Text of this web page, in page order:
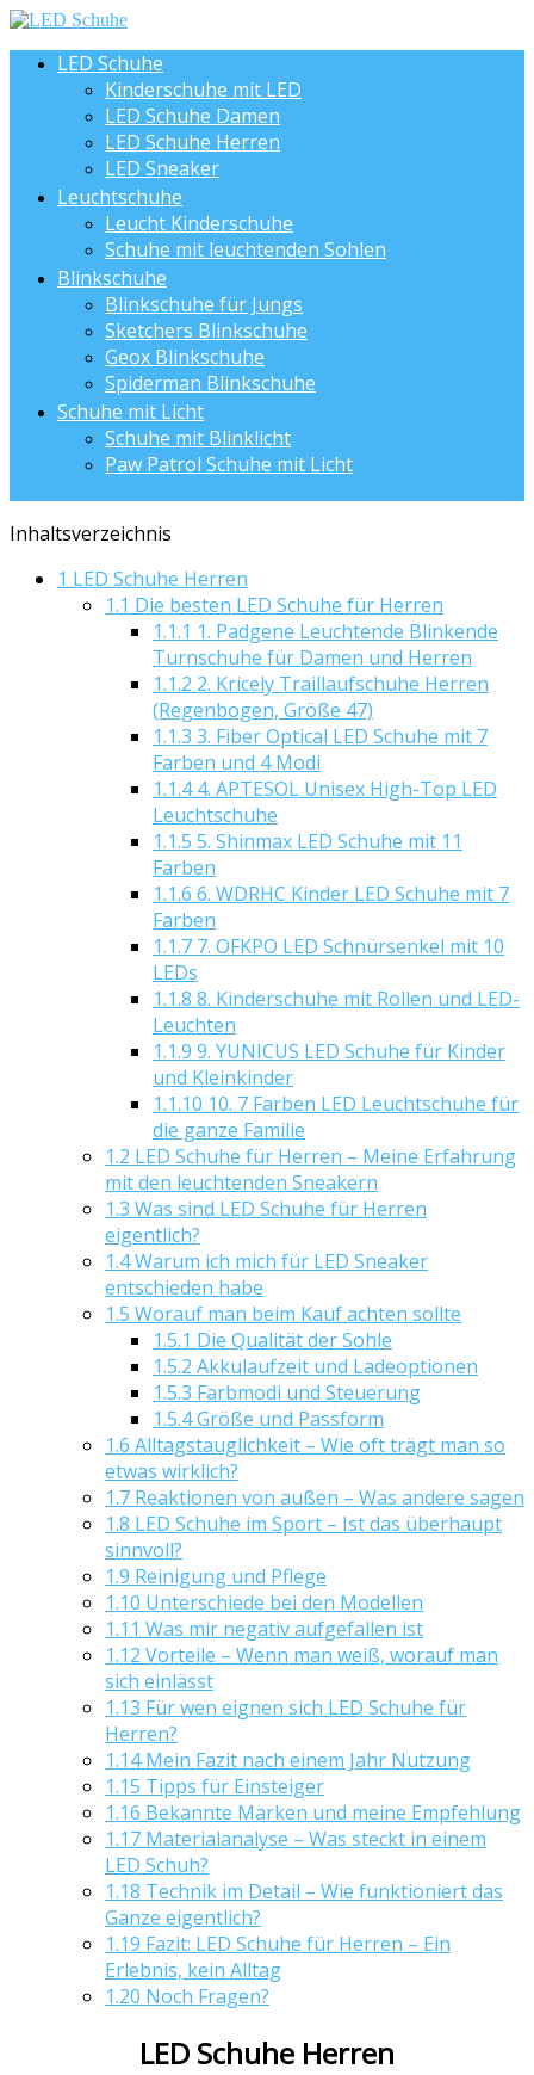
LED Schuhe
Kinderschuhe mit LED
LED Schuhe Damen
LED Schuhe Herren
LED Sneaker
Leuchtschuhe
Leucht Kinderschuhe
Schuhe mit leuchtenden Sohlen
Blinkschuhe
Blinkschuhe für Jungs
Sketchers Blinkschuhe
Geox Blinkschuhe
Spiderman Blinkschuhe
Schuhe mit Licht
Schuhe mit Blinklicht
Paw Patrol Schuhe mit Licht
Inhaltsverzeichnis
1 LED Schuhe Herren
1.1 Die besten LED Schuhe für Herren
1.1.1 1. Padgene Leuchtende Blinkende
Turnschuhe für Damen und Herren
1.1.2 2. Kricely Traillaufschuhe Herren
(Regenbogen, Größe 47)
1.1.3 3. Fiber Optical LED Schuhe mit 7
Farben und 4 Modi
1.1.44. APTESOL Unisex High-Top LED
Leuchtschuhe
1.1.5 5. Shinmax LED Schuhe mit 11
Farben
1.1.6 6. WDRHC Kinder LED Schuhe mit 7
Farben
1.1.7 7. OFKPO LED Schnürsenkel mit 10
LEDs
1.1.8 8. Kinderschuhe mit Rollen und LED-
Leuchten
1.1.9 9. YUNICUS LED Schuhe für Kinder
und Kleinkinder
1.1.10 10. 7 Farben LED Leuchtschuhe für
die ganze Familie
1.2 LED Schuhe für Herren – Meine Erfahrung
mit den leuchtenden Sneakern
1.3 Was sind LED Schuhe für Herren
eigentlich?
1.4Warum ich mich für LED Sneaker
entschieden habe
1.5 Worauf man beim Kauf achten sollte
1.5.1 Die Qualität der Sohle
1.5.2 Akkulaufzeit und Ladeoptionen
1.5.3 Farbmodi und Steuerung
1.5.4Größe und Passform
1.6 Alltagstauglichkeit – Wie oft trägt man so
etwas wirklich?
1.7 Reaktionen von außen – Was andere sagen
1.8 LED Schuhe im Sport – Ist das überhaupt
sinnvoll?
1.9 Reinigung und Pflege
1.10 Unterschiede bei den Modellen
1.11 Was mir negativ aufgefallen ist
1.12 Vorteile – Wenn man weiß, worauf man
sich einlässt
1.13 Für wen eignen sich LED Schuhe für
Herren?
1.14Mein Fazit nach einem Jahr Nutzung
1.15 Tipps für Einsteiger
1.16 Bekannte Marken und meine Empfehlung
1.17 Materialanalyse – Was steckt in einem
LED Schuh?
1.18 Technik im Detail – Wie funktioniert das
Ganze eigentlich?
1.19 Fazit: LED Schuhe für Herren – Ein
Erlebnis, kein Alltag
1.20 Noch Fragen?
LED Schuhe Herren